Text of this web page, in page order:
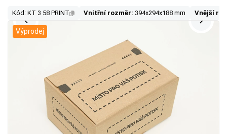
Kód: KT 3 58 PRINT Vnitřní rozměr: 394x294x188 mm Vnější
Výprodej